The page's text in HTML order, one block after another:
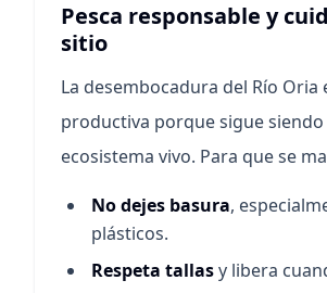
Pesca responsable y
sitio
La desembocadura del Río Oria
productiva porque sigue siendo
ecosistema vivo. Para que se
No dejes basura,
plásticos.
Respeta tallasy libera